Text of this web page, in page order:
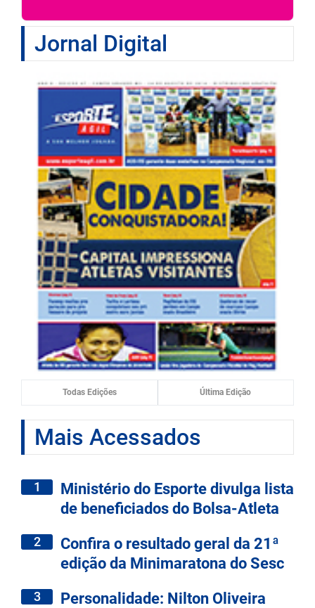
Jornal Digital
Todas Edições Última Edição
Mais Acessados
1
Ministério do Esporte divulga lista
de beneficiados do Bolsa-Atleta
2
Confira o resultado geral da 21ª
edição da Minimaratona do Sesc
3
Personalidade: Nilton Oliveira